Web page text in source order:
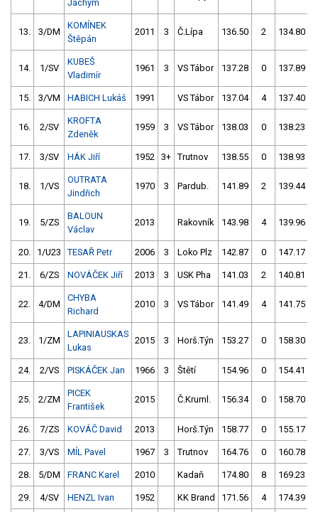
Jáchym
13. 3/DM
KOMÍNEK
Štěpán
2011 3 Č.Lípa 136.50 2 134.80
14. 1/SV
KUBEŠ
Vladimír
1961 3 VS Tábor 137.28 0 137.89
15. 3/VM HABICH Lukáš 1991 VS Tábor 137.04 4 137.40
16. 2/SV
KROFTA
Zdeněk
1959 3 VS Tábor 138.03 0 138.23
17. 3/SV HÁK Jiří 1952 3+ Trutnov 138.55 0 138.93
18. 1/VS
OUTRATA
Jindřich
1970 3 Pardub. 141.89 2 139.44
19. 5/ZS
BALOUN
Václav
2013 Rakovník 143.98 4 139.96
20. 1/U23 TESAŘ Petr 2006 3 Loko Plz 142.87 0 147.17
21. 6/ZS NOVÁČEK Jiří 2013 3 USK Pha 141.03 2 140.81
22. 4/DM
CHYBA
Richard
2010 3 VS Tábor 141.49 4 141.75
23. 1/ZM
LAPINIAUSKAS
Lukas
2015 3 Horš.Týn 153.27 0 158.30
24. 2/VS PISKÁČEK Jan 1966 3 Štětí 154.96 0 154.41
25. 2/ZM
PICEK
František
2015 Č.Kruml. 156.34 0 158.70
26. 7/ZS KOVÁČ David 2013 Horš.Týn 158.77 0 155.17
27. 3/VS MÍL Pavel 1967 3 Trutnov 164.76 0 160.78
28. 5/DM FRANC Karel 2010 Kadaň 174.80 8 169.23
29. 4/SV HENZL Ivan 1952 KK Brand 171.56 4 174.39